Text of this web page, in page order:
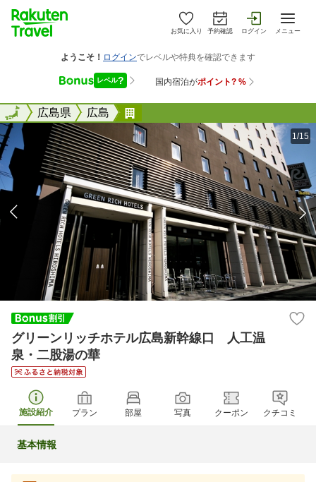
お気に入り 予約確認 ログイン メニュー
全国広島県 広島
全国
1/15
グリーンリッチホテル広島新幹線口 人工温
泉・二股湯の華
施設紹介 プラン 部屋 写真 クーポン クチコミ
基本情報